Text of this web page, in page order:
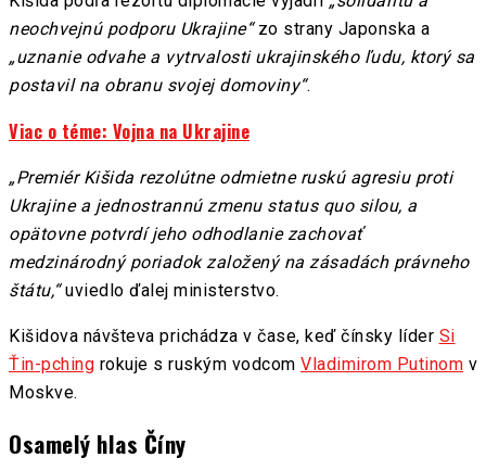
neochvejnú podporu Ukrajine“zo strany Japonska a
„uznanie odvahe a vytrvalosti ukrajinského ľudu, ktorý sa
postavil na obranu svojej domoviny“.
Viac o téme: Vojna na Ukrajine
„Premiér Kišida rezolútne odmietne ruskú agresiu proti
Ukrajine a jednostrannú zmenu status quo silou, a
opätovne potvrdí jeho odhodlanie zachovať
medzinárodný poriadok založený na zásadách právneho
štátu,“uviedlo ďalej ministerstvo.
Kišidova návšteva prichádza v čase, keď čínsky líder Si
Ťin-pching rokuje s ruským vodcom Vladimirom Putinom v
Moskve.
Osamelý hlas Číny